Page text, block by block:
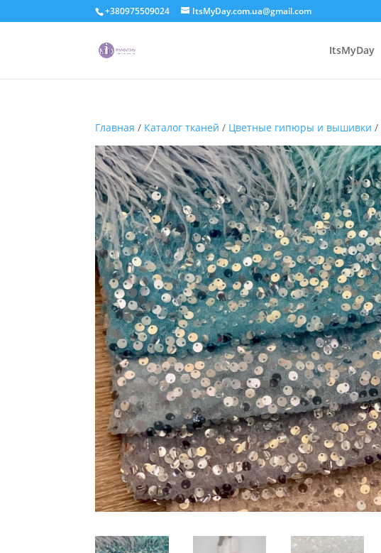
+380975509024 ItsMyDay.com.ua@gmail.com
ItsMyDay
Главная / Каталог тканей / Цветные гипюры и вышивки /